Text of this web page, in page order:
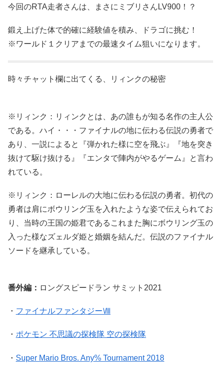
今回のRTA走者さんは、まさにミブリさんLV900！？
鍛え上げた体で的確に経験値を積み、ドラゴに挑む！
※ワールド１クリアまでの最速タイム狙いになります。
時々チャット欄に出てくる、リィンクの秘密
※リィンク：リィンクとは、あの誰もが知る名作の主人公
である。ハイ・・・ファイナルの地に伝わる伝説の勇者で
あり、一説によると『弾かれた様に空を飛ぶ』『地を突き
抜けて駆け抜ける』『エンタで陣内がやるゲーム』と言わ
れている。
※リィンク：ローレルの大地に伝わる伝説の勇者。初代の
勇者は肩にボウリング玉を入れたような姿で伝えられてお
り、当時の王国の姫君であるこれまた胸にボウリング玉の
入った様なズェルダ姫と婚姻を結んだ。伝説のファイナル
ソードを継承している。
番外編： ロングスピードラン サミット2021
・ ファイナルファンタジーⅧ
・ ポケモン 不思議の探検隊 空の探検隊
・ Super Mario Bros. Any% Tournament 2018